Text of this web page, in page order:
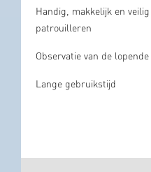
Handig, makkelijk en
patrouilleren
Observatie van de
Lange gebruikstijd